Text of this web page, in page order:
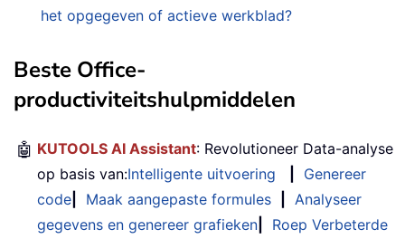
het opgegeven of actieve werkblad?
Beste Office-
productiviteitshulpmiddelen
🤖 KUTOOLS AI Assistant: Revolutioneer Data-analyse
op basis van:Intelligente uitvoering
Genereer
code
Maak aangepaste formules
Analyseer
gegevens en genereer grafieken
Roep Verbeterde